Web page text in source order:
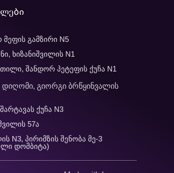
გამზირი N5
ხიზანიშვილის N1
შანდორ პეტეფის ქუჩა N1
გიორგი ბრწყინვალის
ქუჩა N3
57ა
N3, პირიმზის შენობა მე-3
დომბიტა)